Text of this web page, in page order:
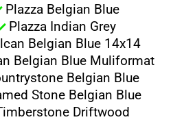
Plazza Belgian Blue
Plazza Indian Grey
Belgian Blue 14x14
Belgian Blue Muliformat
Belgian Blue
Stone Belgian Blue
Driftwood